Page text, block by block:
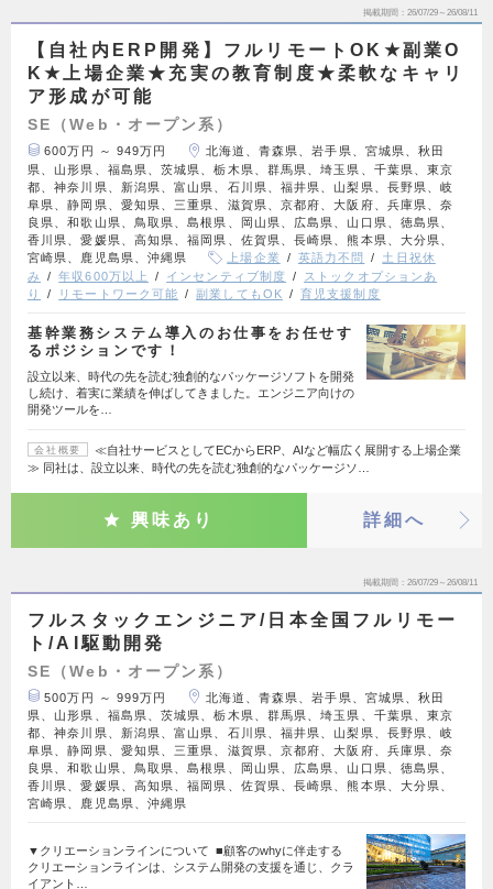
掲載期間 26/07/29～26/08/11
【自社内ERP開発】フルリモートOK★副業O
K★上場企業★充実の教育制度★柔軟なキャリ
ア形成が可能
SE（Web・オープン系）
600万円 ～ 949万円
北海道、青森県、岩手県、宮城県、秋田
県、山形県、福島県、茨城県、栃木県、群馬県、埼玉県、千葉県、東京
都、神奈川県、新潟県、富山県、石川県、福井県、山梨県、長野県、岐
阜県、静岡県、愛知県、三重県、滋賀県、京都府、大阪府、兵庫県、奈
良県、和歌山県、鳥取県、島根県、岡山県、広島県、山口県、徳島県、
香川県、愛媛県、高知県、福岡県、佐賀県、長崎県、熊本県、大分県、
宮崎県、鹿児島県、沖縄県
上場企業 英語力不問
土日祝休
み
年収600万以上 インセンティブ制度
ストックオプションあ
り
リモートワーク可能 副業してもOK 育児支援制度
基幹業務システム導入のお仕事をお任せす
るポジションです！
設立以来、時代の先を読む独創的なパッケージソフトを開発
し続け、着実に業績を伸ばしてきました。エンジニア向けの
開発ツールを…
会社概要
≪自社サービスとしてECからERP、AIなど幅広く展開する上場企業
≫ 同社は、設立以来、時代の先を読む独創的なパッケージソ…
興味あり 詳細へ
掲載期間 26/07/29～26/08/11
フルスタックエンジニア/日本全国フルリモー
ト/AI駆動開発
SE（Web・オープン系）
500万円 ～ 999万円
北海道、青森県、岩手県、宮城県、秋田
県、山形県、福島県、茨城県、栃木県、群馬県、埼玉県、千葉県、東京
都、神奈川県、新潟県、富山県、石川県、福井県、山梨県、長野県、岐
阜県、静岡県、愛知県、三重県、滋賀県、京都府、大阪府、兵庫県、奈
良県、和歌山県、鳥取県、島根県、岡山県、広島県、山口県、徳島県、
香川県、愛媛県、高知県、福岡県、佐賀県、長崎県、熊本県、大分県、
宮崎県、鹿児島県、沖縄県
▼クリエーションラインについて ■顧客のwhyに伴走する
クリエーションラインは、システム開発の支援を通じ、クラ
イアント…